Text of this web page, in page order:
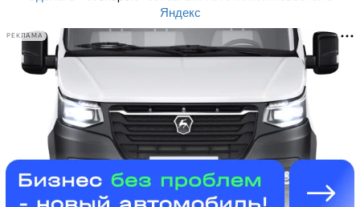
Яндекс
РЕКЛАМА